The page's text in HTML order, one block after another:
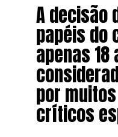
A decisão
papéis do
apenas
por
críticos